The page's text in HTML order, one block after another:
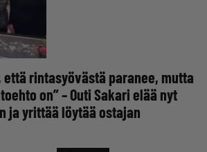
että rintasyövästä paranee, mutta
on” – Outi Sakari elää nyt
ja yrittää löytää ostajan